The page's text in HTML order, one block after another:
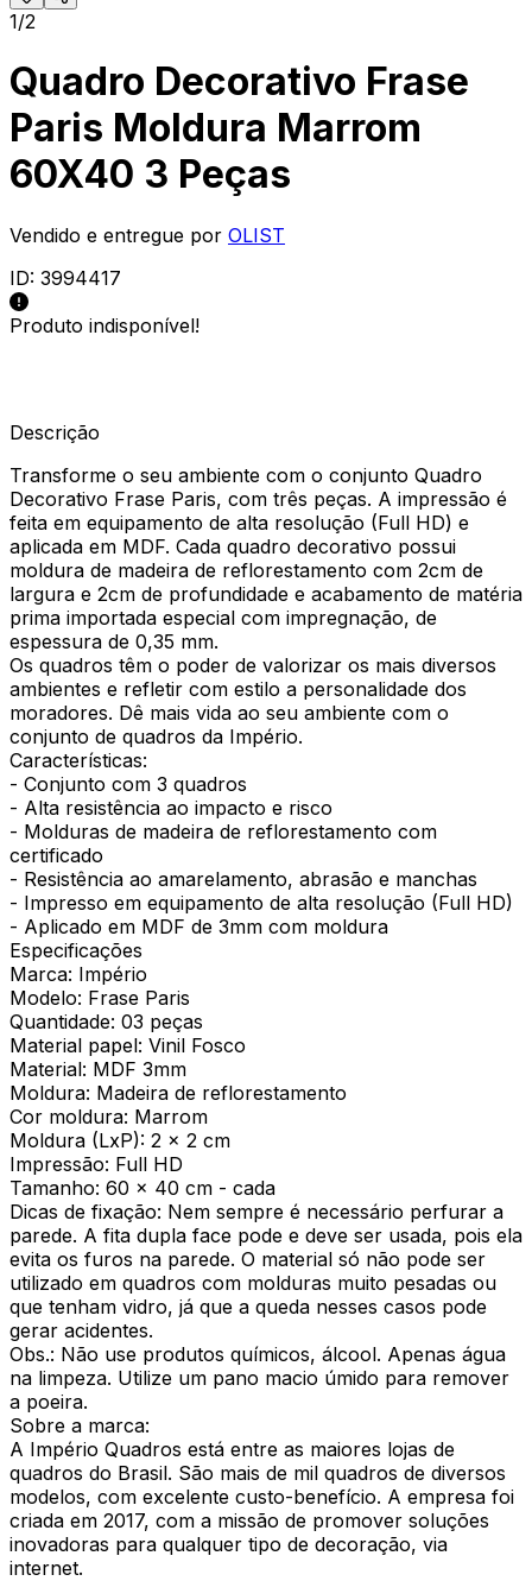
1/2
Quadro Decorativo Frase
Paris Moldura Marrom
60X40 3 Peças
Vendido e entregue por OLIST
ID: 3994417
Produto indisponível!
Descrição
Transforme o seu ambiente com o conjunto Quadro
Decorativo Frase Paris, com três peças. A impressão é
feita em equipamento de alta resolução (Full HD) e
aplicada em MDF. Cada quadro decorativo possui
moldura de madeira de reflorestamento com 2cm de
largura e 2cm de profundidade e acabamento de matéria
prima importada especial com impregnação, de
espessura de 0,35 mm.
Os quadros têm o poder de valorizar os mais diversos
ambientes e refletir com estilo a personalidade dos
moradores. Dê mais vida ao seu ambiente com o
conjunto de quadros da Império.
Características:
- Conjunto com 3 quadros
- Alta resistência ao impacto e risco
- Molduras de madeira de reflorestamento com
certificado
- Resistência ao amarelamento, abrasão e manchas
- Impresso em equipamento de alta resolução (Full HD)
- Aplicado em MDF de 3mm com moldura
Especificações
Marca: Império
Modelo: Frase Paris
Quantidade: 03 peças
Material papel: Vinil Fosco
Material: MDF 3mm
Moldura: Madeira de reflorestamento
Cor moldura: Marrom
Moldura (LxP): 2 x 2 cm
Impressão: Full HD
Tamanho: 60 x 40 cm - cada
Dicas de fixação: Nem sempre é necessário perfurar a
parede. A fita dupla face pode e deve ser usada, pois ela
evita os furos na parede. O material só não pode ser
utilizado em quadros com molduras muito pesadas ou
que tenham vidro, já que a queda nesses casos pode
gerar acidentes.
Obs.: Não use produtos químicos, álcool. Apenas água
na limpeza. Utilize um pano macio úmido para remover
a poeira.
Sobre a marca:
A Império Quadros está entre as maiores lojas de
quadros do Brasil. São mais de mil quadros de diversos
modelos, com excelente custo-benefício. A empresa foi
criada em 2017, com a missão de promover soluções
inovadoras para qualquer tipo de decoração, via
internet.